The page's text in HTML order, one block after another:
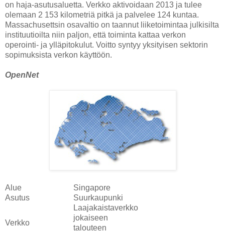
on haja-asutusaluetta. Verkko aktivoidaan 2013 ja tulee
olemaan 2 153 kilometriä pitkä ja palvelee 124 kuntaa.
Massachusettsin osavaltio on taannut liiketoimintaa julkisilta
instituutioilta niin paljon, että toiminta kattaa verkon
operointi- ja ylläpitokulut. Voitto syntyy yksityisen sektorin
sopimuksista verkon käyttöön.
OpenNet
Alue
Singapore
Asutus
Suurkaupunki
Verkko
Laajakaistaverkko
jokaiseen
talouteen